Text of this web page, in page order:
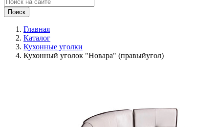
Поиск
Главная
Каталог
Кухонные уголки
Кухонный уголок "Новара" (правыйугол)